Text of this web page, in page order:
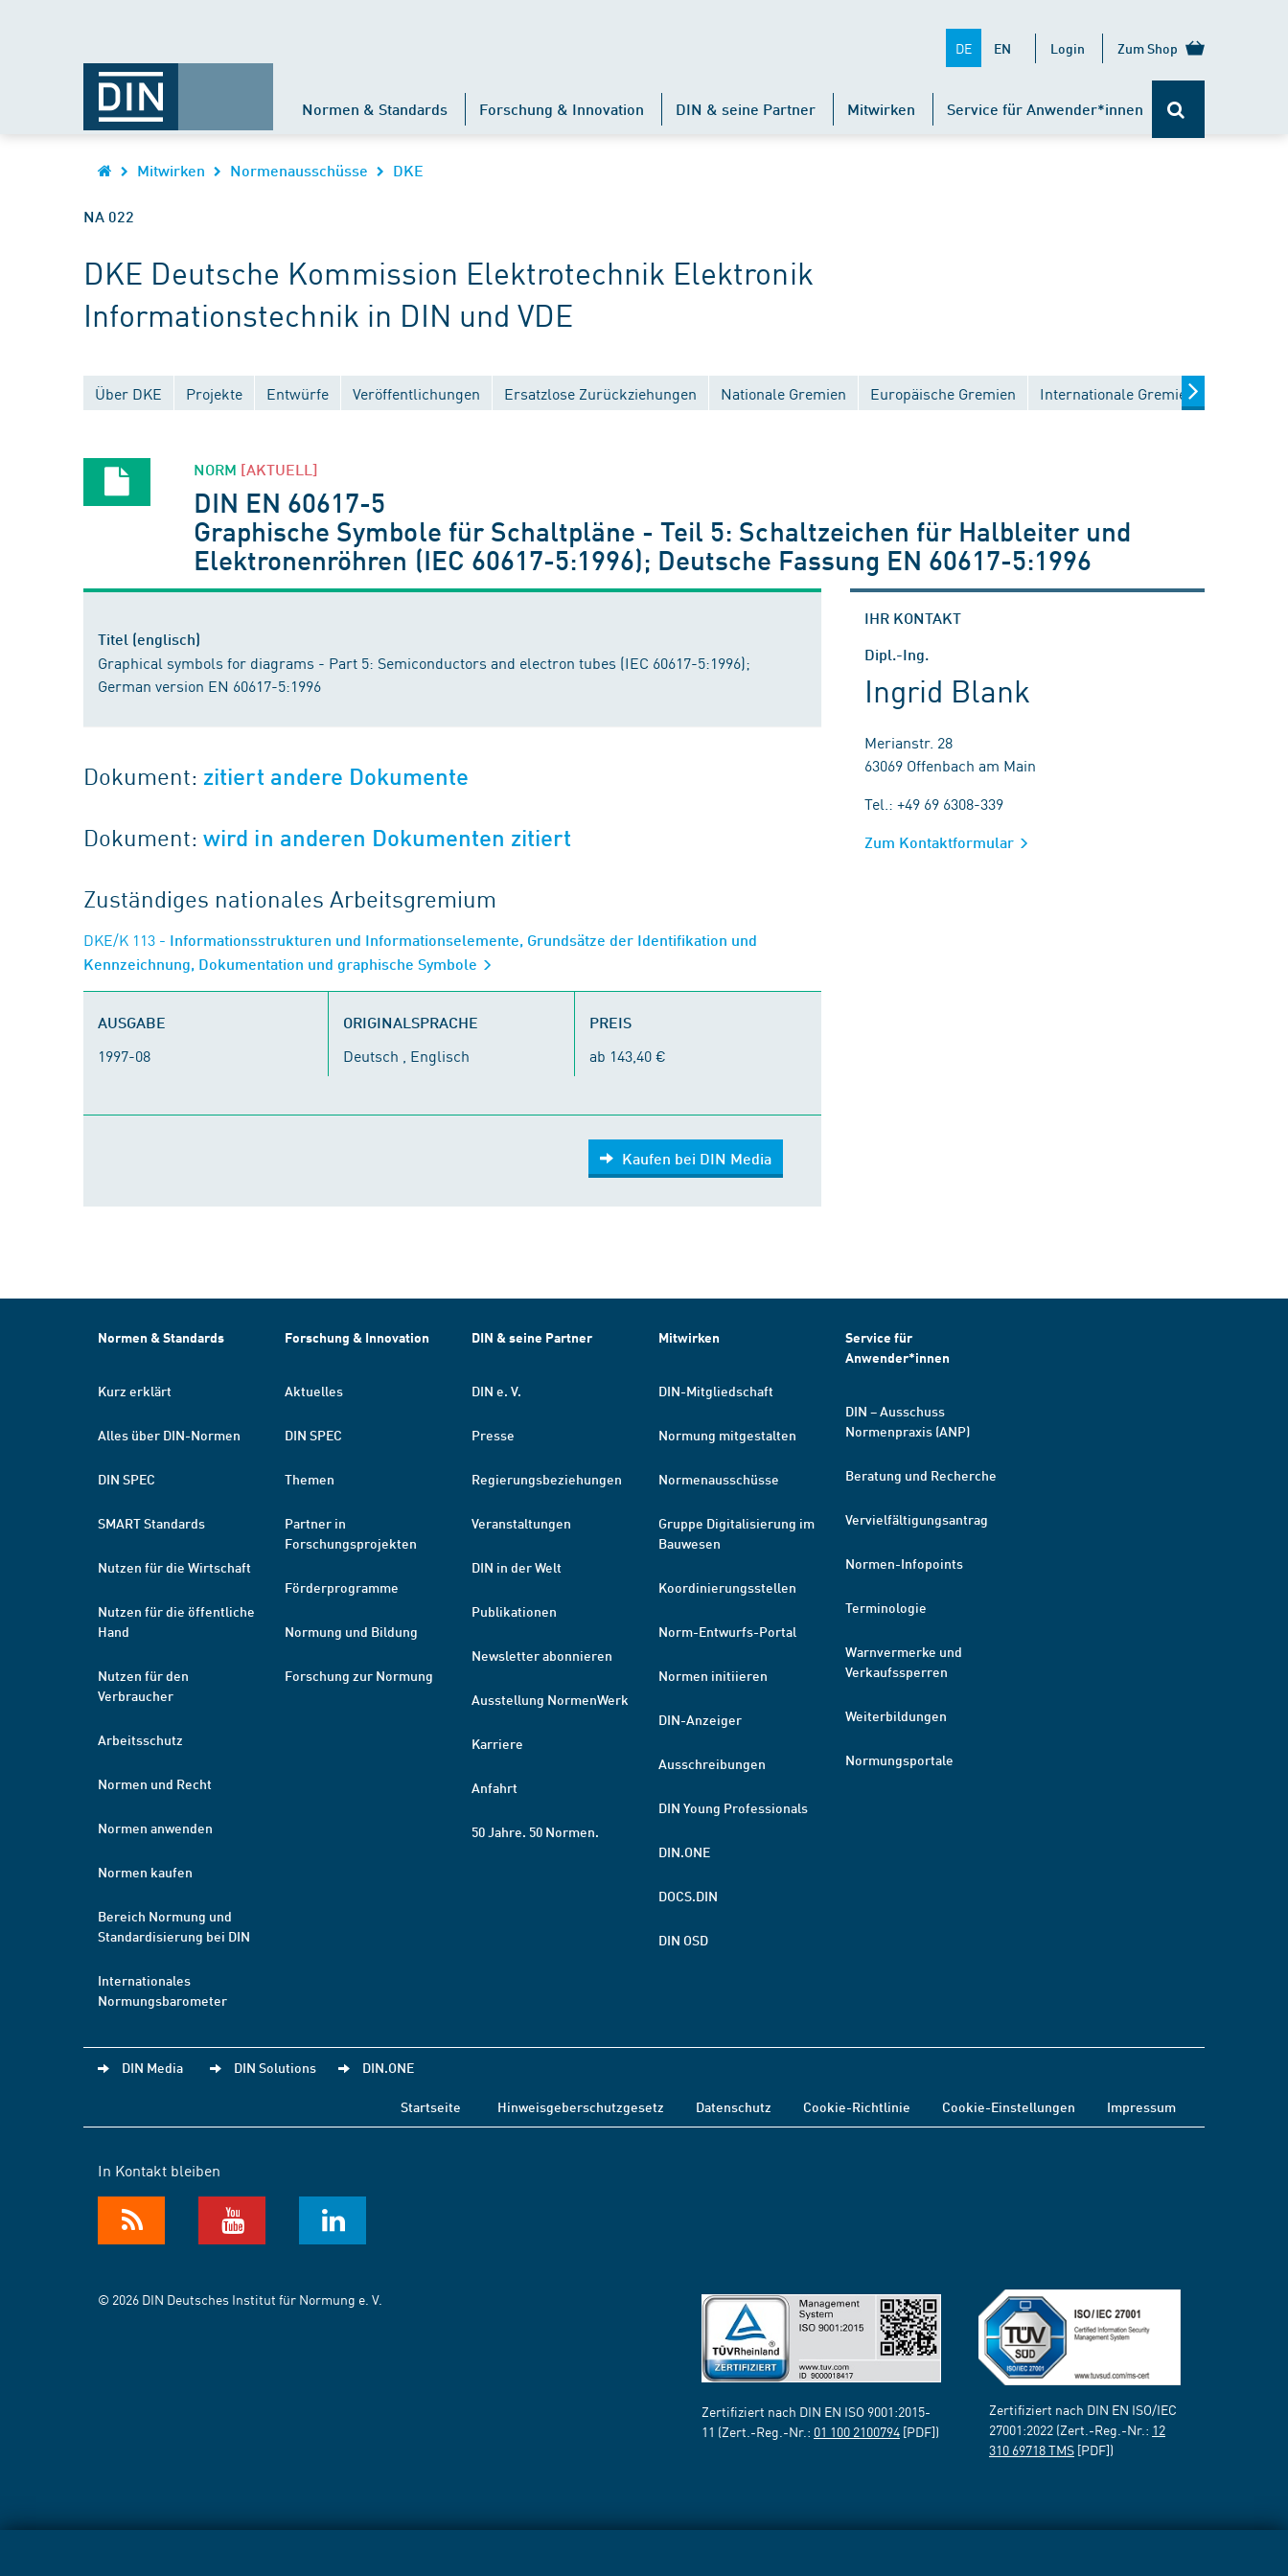
DE EN Login Zum Shop
Normen & Standards Forschung & Innovation DIN & seine Partner Mitwirken Service für Anwender*innen
Mitwirken Normenausschüsse DKE
NA 022
DKE Deutsche Kommission Elektrotechnik Elektronik
Informationstechnik in DIN und VDE
Über DKE Projekte Entwürfe Veröffentlichungen Ersatzlose Zurückziehungen Nationale Gremien Europäische Gremien Internationale Gremien
NORM [AKTUELL]
DIN EN 60617-5
Graphische Symbole für Schaltpläne - Teil 5: Schaltzeichen für Halbleiter und
Elektronenröhren (IEC 60617-5:1996); Deutsche Fassung EN 60617-5:1996
Titel (englisch)
Graphical symbols for diagrams - Part 5: Semiconductors and electron tubes (IEC 60617-5:1996);
German version EN 60617-5:1996
Dokument: zitiert andere Dokumente
Dokument:wird in anderen Dokumenten zitiert
Zuständiges nationales Arbeitsgremium
DKE/K 113 - Informationsstrukturen und Informationselemente, Grundsätze der Identifikation und
Kennzeichnung, Dokumentation und graphische Symbole
AUSGABE
1997-08
ORIGINALSPRACHE
Deutsch , Englisch
PREIS
ab 143,40 €
Kaufen bei DIN Media
IHR KONTAKT
Dipl.-Ing.
Ingrid Blank
Merianstr. 28
63069 Offenbach am Main
Tel.: +49 69 6308-339
Zum Kontaktformular
Normen & Standards
Kurz erklärt
Alles über DIN-Normen
DIN SPEC
SMART Standards
Nutzen für die Wirtschaft
Nutzen für die öffentliche
Hand
Nutzen für den
Verbraucher
Arbeitsschutz
Normen und Recht
Normen anwenden
Normen kaufen
Bereich Normung und
Standardisierung bei DIN
Internationales
Normungsbarometer
Forschung & Innovation
Aktuelles
DIN SPEC
Themen
Partner in
Forschungsprojekten
Förderprogramme
Normung und Bildung
Forschung zur Normung
DIN & seine Partner
DIN e. V.
Presse
Regierungsbeziehungen
Veranstaltungen
DIN in der Welt
Publikationen
Newsletter abonnieren
Ausstellung NormenWerk
Karriere
Anfahrt
50 Jahre. 50 Normen.
Mitwirken
DIN-Mitgliedschaft
Normung mitgestalten
Normenausschüsse
Gruppe Digitalisierung im
Bauwesen
Koordinierungsstellen
Norm-Entwurfs-Portal
Normen initiieren
DIN-Anzeiger
Ausschreibungen
DIN Young Professionals
DIN.ONE
DOCS.DIN
DIN OSD
Service für
Anwender*innen
DIN – Ausschuss
Normenpraxis (ANP)
Beratung und Recherche
Vervielfältigungsantrag
Normen-Infopoints
Terminologie
Warnvermerke und
Verkaufssperren
Weiterbildungen
Normungsportale
DIN Media DIN Solutions DIN.ONE
Startseite Hinweisgeberschutzgesetz Datenschutz Cookie-Richtlinie Cookie-Einstellungen Impressum
In Kontakt bleiben
© 2026 DIN Deutsches Institut für Normung e. V.
Zertifiziert nach DIN EN ISO 9001:2015-
11 (Zert.-Reg.-Nr.: 01 100 2100794 [PDF])
Zertifiziert nach DIN EN ISO/IEC
27001:2022 (Zert.-Reg.-Nr.: 12
310 69718 TMS [PDF])